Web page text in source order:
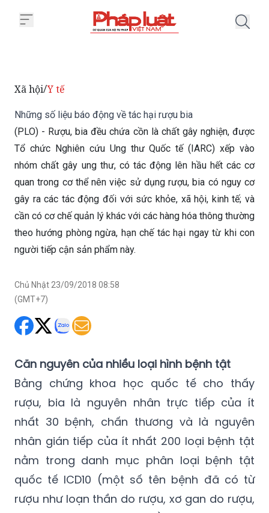
Xã hội/ Y tế
Những số liệu báo động về tác hại rượu bia
(PLO) - Rượu, bia đều chứa cồn là chất gây nghiện, được
Tổ chức Nghiên cứu Ung thư Quốc tế (IARC) xếp vào
nhóm chất gây ung thư, có tác động lên hầu hết các cơ
quan trong cơ thể nên việc sử dụng rượu, bia có nguy cơ
gây ra các tác động đối với sức khỏe, xã hội, kinh tế; và
cần có cơ chế quản lý khác với các hàng hóa thông thường
người tiếp cận sản phẩm này.
Chủ Nhật 23/09/2018 08:58
Căn nguyên của nhiều loại hình bệnh tật
Bằng chứng khoa học quốc tế cho thấy
rượu, bia là nguyên nhân trực tiếp của ít
nhất 30 bệnh, chấn thương và là nguyên
nhân gián tiếp của ít nhất 200 loại bệnh tật
nằm trong danh mục phân loại bệnh tật